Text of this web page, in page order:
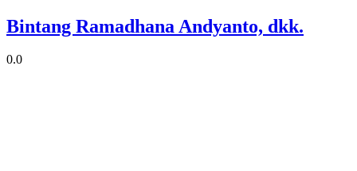
Bintang Ramadhana Andyanto, dkk.
0.0